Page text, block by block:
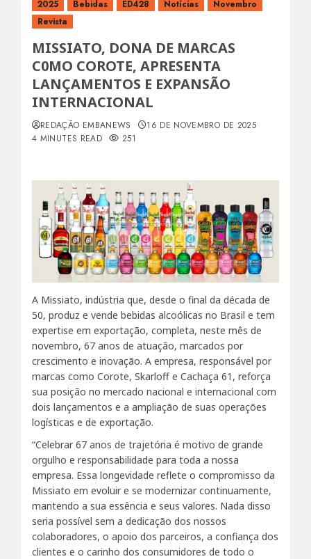
2025 Bebidas ED428 Notícias
Novembro
Revista
MISSIATO, DONA DE MARCAS
C0MO COROTE, APRESENTA
LANÇAMENTOS E EXPANSÃO
INTERNACIONAL
REDAÇÃO EMBANEWS
16 DE NOVEMBRO DE 2025
4 MINUTES READ
251
A Missiato, indústria que, desde o final da década de
50, produz e vende bebidas alcoólicas no Brasil e tem
expertise em exportação, completa, neste mês de
novembro, 67 anos de atuação, marcados por
crescimento e inovação. A empresa, responsável por
marcas como Corote, Skarloff e Cachaça 61, reforça
sua posição no mercado nacional e internacional com
dois lançamentos e a ampliação de suas operações
logísticas e de exportação.
“Celebrar 67 anos de trajetória é motivo de grande
orgulho e responsabilidade para toda a nossa
empresa. Essa longevidade reflete o compromisso da
Missiato em evoluir e se modernizar continuamente,
mantendo a sua essência e seus valores. Nada disso
seria possível sem a dedicação dos nossos
colaboradores, o apoio dos parceiros, a confiança dos
clientes e o carinho dos consumidores de todo o